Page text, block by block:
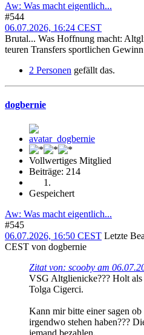
Aw: Was macht eigentlich...
#544
06.07.2026, 16:24 CEST
Brutal... Was Hoffnung macht:
teuren Transfers sportlichen
2 Personen gefällt das.
dogbernie
Vollwertiges Mitglied
Beiträge: 214
Gespeichert
Aw: Was macht eigentlich...
#545
06.07.2026, 16:50 CEST Letzte
CEST von dogbernie
Zitat von: scooby am
VSG Altglienicke??? Holt als
Tolga Cigerci.
Kann mir bitte einer sagen
irgendwo stehen haben???
jemand bezahlen.